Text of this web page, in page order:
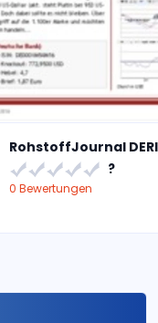
RohstoffJournal
?
0 Bewertungen